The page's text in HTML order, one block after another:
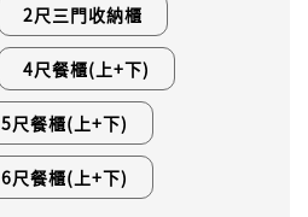
2尺三門收納櫃
4尺餐櫃(上+下)
5尺餐櫃(上+下)
6尺餐櫃(上+下)